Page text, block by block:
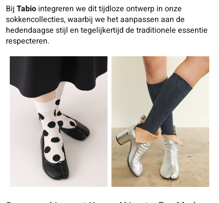
Bij Tabio integreren we dit tijdloze ontwerp in onze
sokkencollecties, waarbij we het aanpassen aan de
hedendaagse stijl en tegelijkertijd de traditionele essentie
respecteren.